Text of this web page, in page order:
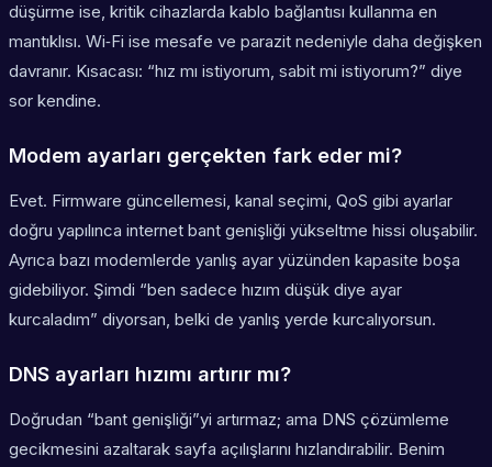
düşürme ise, kritik cihazlarda kablo bağlantısı kullanma en
mantıklısı. Wi‑Fi ise mesafe ve parazit nedeniyle daha değişken
davranır. Kısacası: “hız mı istiyorum, sabit mi istiyorum?” diye
sor kendine.
Modem ayarları gerçekten fark eder mi?
Evet. Firmware güncellemesi, kanal seçimi, QoS gibi ayarlar
doğru yapılınca internet bant genişliği yükseltme hissi oluşabilir.
Ayrıca bazı modemlerde yanlış ayar yüzünden kapasite boşa
gidebiliyor. Şimdi “ben sadece hızım düşük diye ayar
kurcaladım” diyorsan, belki de yanlış yerde kurcalıyorsun.
DNS ayarları hızımı artırır mı?
Doğrudan “bant genişliği”yi artırmaz; ama DNS çözümleme
gecikmesini azaltarak sayfa açılışlarını hızlandırabilir. Benim